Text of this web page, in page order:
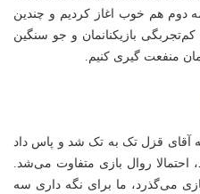
دوم هم خوب اغاز کردیم و چندین
بازیکنانمان و جو سنگین
منفعت گیری کنیم.
آقای قزل تک به تک شد و پاس داد
روال بازی متفاوت می‌شد.
می‌گذرد، ما برای نگه داری سه